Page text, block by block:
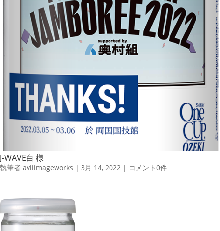
J-WAVE白 様
執筆者 aviiimageworks | 3月 14, 2022 | コメント0件